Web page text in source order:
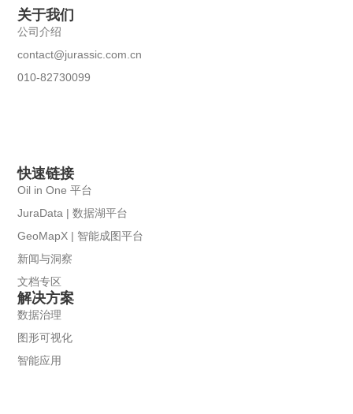
快速链接
Oil in One 平台
JuraData | 数据湖平台
GeoMapX | 智能成图平台
新闻与洞察
文档专区
解决方案
数据治理
图形可视化
智能应用
关于我们
公司介绍
contact@jurassic.com.cn
010-82730099